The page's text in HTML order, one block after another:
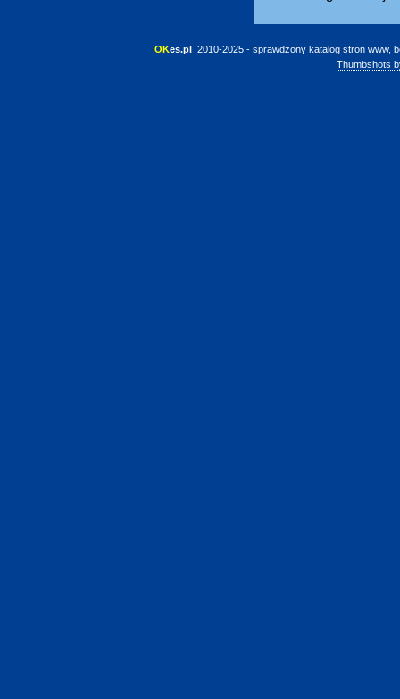
OKes.pl 2010-2025 - sprawdzony katalog stron www,
Thumbshots